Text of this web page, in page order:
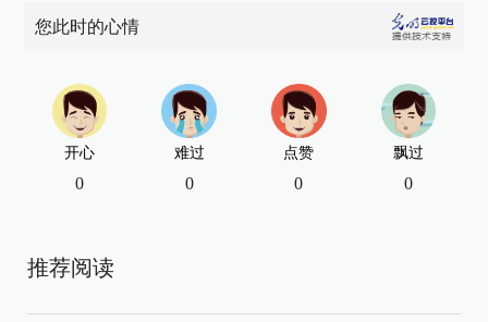
您此时的心情
开心
0
难过
0
点赞
0
飘过
0
推荐阅读